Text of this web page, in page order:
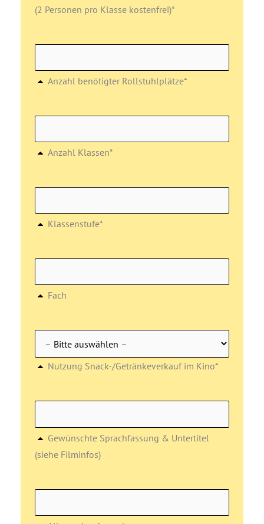
(2 Personen pro Klasse kostenfrei)*
Anzahl benötigter Rollstuhlplätze*
Anzahl Klassen*
Klassenstufe*
Fach
Nutzung Snack-/Getränkeverkauf im Kino*
Gewünschte Sprachfassung & Untertitel
(siehe Filminfos)